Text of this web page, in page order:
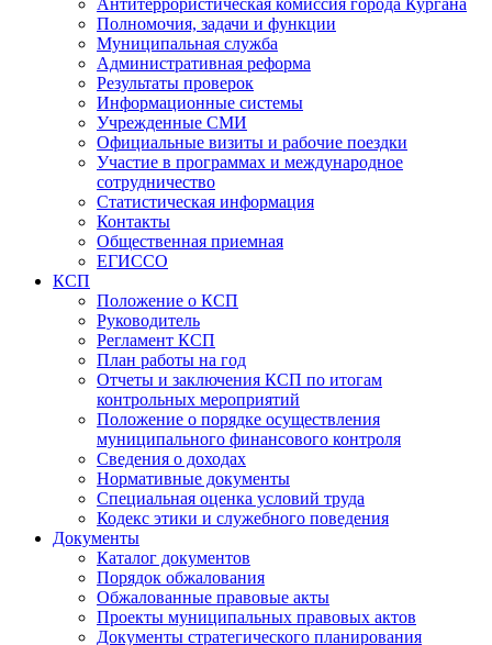
Антитеррористическая комиссия города Кургана
Полномочия, задачи и функции
Муниципальная служба
Административная реформа
Результаты проверок
Информационные системы
Учрежденные СМИ
Официальные визиты и рабочие поездки
Участие в программах и международное
сотрудничество
Статистическая информация
Контакты
Общественная приемная
ЕГИССО
КСП
Положение о КСП
Руководитель
Регламент КСП
План работы на год
Отчеты и заключения КСП по итогам
контрольных мероприятий
Положение о порядке осуществления
муниципального финансового контроля
Сведения о доходах
Нормативные документы
Специальная оценка условий труда
Кодекс этики и служебного поведения
Документы
Каталог документов
Порядок обжалования
Обжалованные правовые акты
Проекты муниципальных правовых актов
Документы стратегического планирования